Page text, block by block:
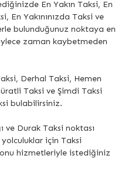
En Yakın Taksi, En
En Yakınınızda Taksi ve
bulunduğunuz noktaya en
zaman kaybetmeden
Derhal Taksi, Hemen
Taksi ve Şimdi Taksi
bulabilirsiniz.
ve Durak Taksi noktası
için Taksi
hizmetleriyle istediğiniz